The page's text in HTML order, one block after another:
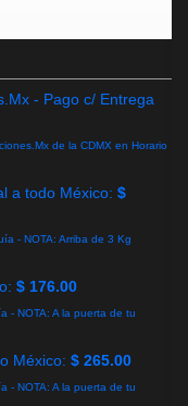
- Pago c/ Entrega
de la CDMX en Horario
a todo México: $
- NOTA: Arriba de 3 Kg
$ 176.00
- NOTA: A la puerta de tu
México: $ 265.00
- NOTA: A la puerta de tu